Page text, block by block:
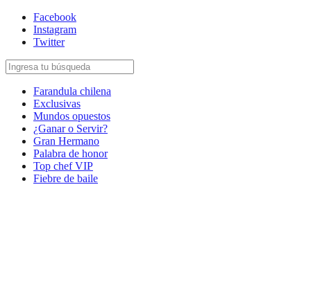
Facebook
Instagram
Twitter
Farandula chilena
Exclusivas
Mundos opuestos
¿Ganar o Servir?
Gran Hermano
Palabra de honor
Top chef VIP
Fiebre de baile